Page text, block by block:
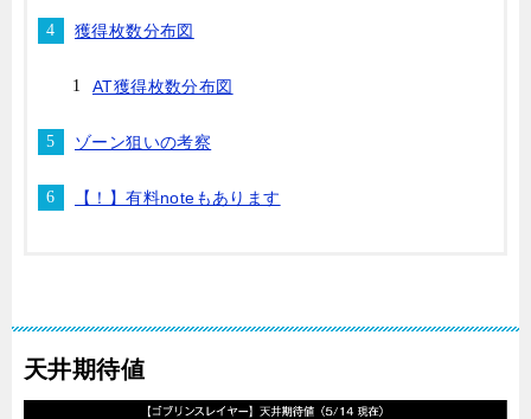
獲得枚数分布図
AT獲得枚数分布図
ゾーン狙いの考察
【！】有料noteもあります
天井期待値